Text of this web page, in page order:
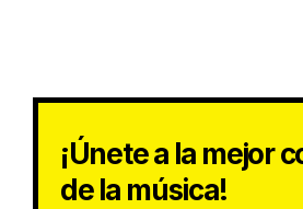
¡Únete a la mejor
de la música!